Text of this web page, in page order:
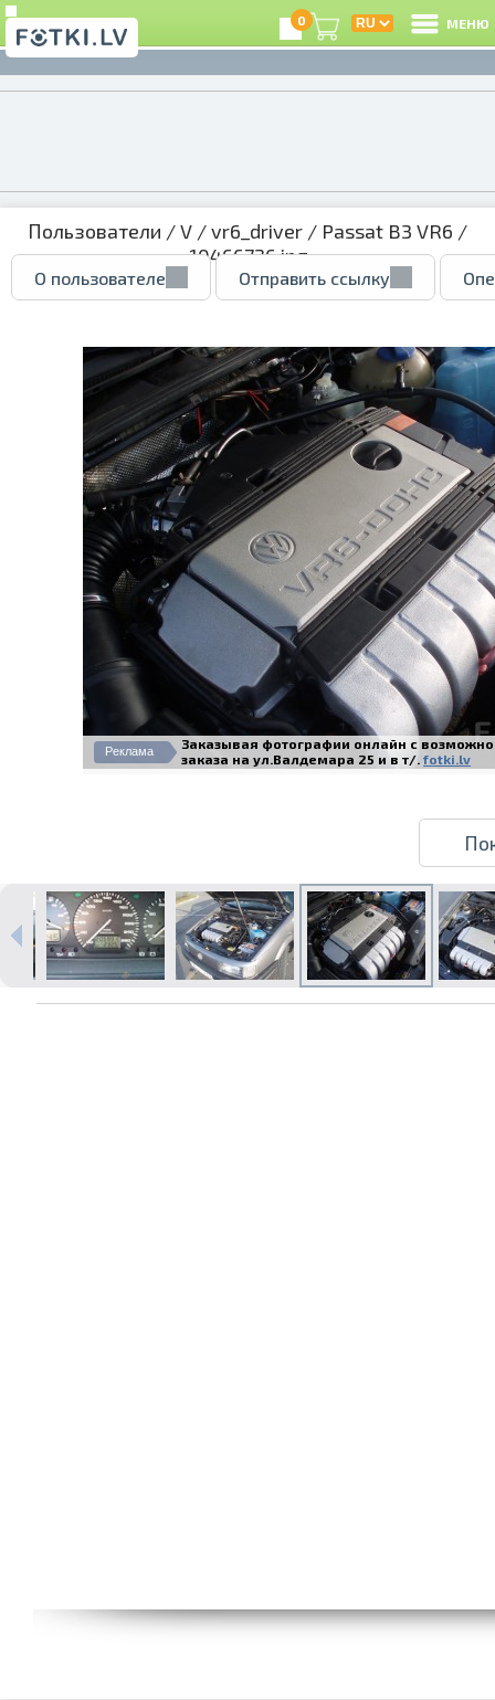
0 МЕНЮ
Пользователи /V /vr6_driver / Passat B3 VR6 /
10466726.jpg
О пользователе Отправить ссылку
Реклама
Заказывая фотографии онлайн с
заказа на ул.Валдемара 25 и в т/. fotki.lv